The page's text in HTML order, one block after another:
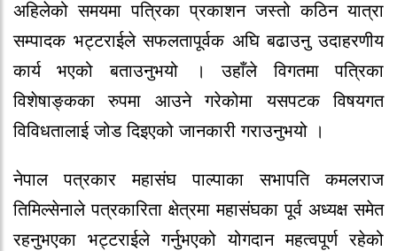
अहिलेको समयमा पत्रिका प्रकाशन जस्तो कठिन यात्रा
सम्पादक भट्टराईले सफलतापूर्वक अघि बढाउनु उदाहरणीय
कार्य भएको बताउनुभयो । उहाँले विगतमा पत्रिका
विशेषाङ्कका रुपमा आउने गरेकोमा यसपटक विषयगत
विविधतालाई जोड दिइएको जानकारी गराउनुभयो ।
नेपाल पत्रकार महासंघ पाल्पाका सभापति कमलराज
तिमिल्सेनाले पत्रकारिता क्षेत्रमा महासंघका पूर्व अध्यक्ष समेत
रहनुभएका भट्टराईले गर्नुभएको योगदान महत्वपूर्ण रहेको